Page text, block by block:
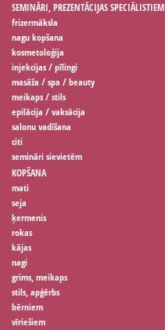
SEMINĀRI, PREZENTĀCIJAS SPECIĀLISTIEM
frizermāksla
nagu kopšana
kosmetoloģija
injekcijas / pīlingi
masāža / spa / beauty
meikaps / stils
epilācija / vaksācija
salonu vadīšana
citi
semināri sievietēm
KOPŠANA
mati
seja
ķermenis
rokas
kājas
nagi
grims, meikaps
stils, apģērbs
bērniem
vīriešiem